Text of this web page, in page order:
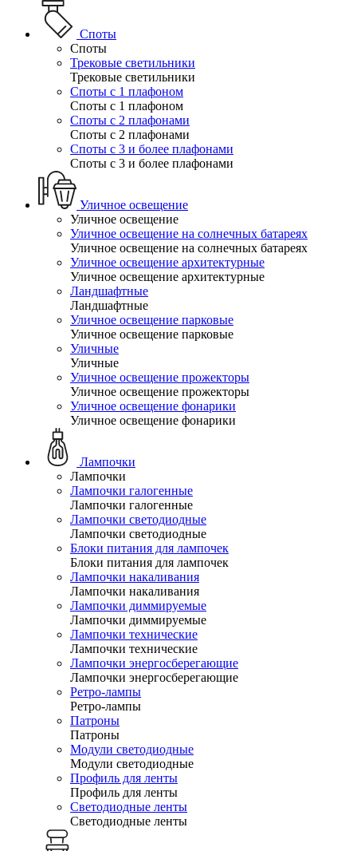
Споты
Споты
Трековые светильники
Трековые светильники
Споты с 1 плафоном
Споты с 1 плафоном
Споты с 2 плафонами
Споты с 2 плафонами
Споты с 3 и более плафонами
Споты с 3 и более плафонами
Уличное освещение
Уличное освещение
Уличное освещение на солнечных батареях
Уличное освещение на солнечных батареях
Уличное освещение архитектурные
Уличное освещение архитектурные
Ландшафтные
Ландшафтные
Уличное освещение парковые
Уличное освещение парковые
Уличные
Уличные
Уличное освещение прожекторы
Уличное освещение прожекторы
Уличное освещение фонарики
Уличное освещение фонарики
Лампочки
Лампочки
Лампочки галогенные
Лампочки галогенные
Лампочки светодиодные
Лампочки светодиодные
Блоки питания для лампочек
Блоки питания для лампочек
Лампочки накаливания
Лампочки накаливания
Лампочки диммируемые
Лампочки диммируемые
Лампочки технические
Лампочки технические
Лампочки энергосберегающие
Лампочки энергосберегающие
Ретро-лампы
Ретро-лампы
Патроны
Патроны
Модули светодиодные
Модули светодиодные
Профиль для ленты
Профиль для ленты
Светодиодные ленты
Светодиодные ленты